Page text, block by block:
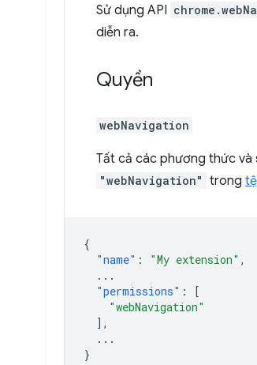
Sử dụng API
diễn ra.
Quyền
webNavigation
Tất cả các phương thức và
"webNavigation" trong
{
"name" : "My extension" ,
...
"permissions" :
[
"webNavigation"
],
...
}